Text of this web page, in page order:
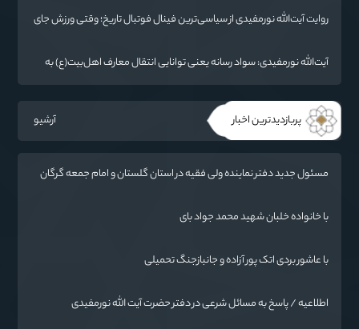
روایت آیت‌الله نورمفیدی از سیاسی‌ترین فینال فوتبال تاریخ؛ وقتی ورزش جای
آیت‌الله نورمفیدی: سواد رسانه یعنی توانایی انتقال معارف اهل‌بیت(ع) به
پربازدیدترین اخبار آرشیو
مسئول جدید دفتر نماینده ولی فقیه در استان گلستان و امام جمعه گرگان
با خانواده خلبان شهید محمد جواد بای
با عاشور بردی اتک پور آزاده و جانبازجنگ تحمیلی
اطلاعیه / پاسخ به مسائل شرعی در دفتر حضرت آیت الله نورمفیدی